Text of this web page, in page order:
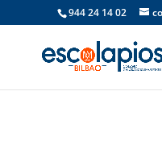
944 24 14 02